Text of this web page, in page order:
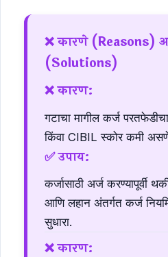
❌ कारणे (Reasons)
(Solutions)
❌ कारण:
गटाचा मागील कर्ज
किंवा CIBIL स्कोर कमी
✅ उपाय:
कर्जासाठी अर्ज करण्यापूर्वी
आणि लहान अंतर्गत कर्ज
सुधारा.
❌ कारण: